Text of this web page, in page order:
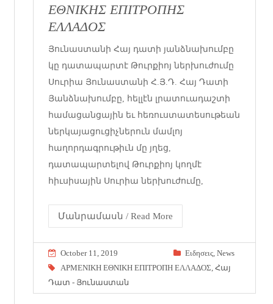
ΕΘΝΙΚΗΣ ΕΠΙΤΡΟΠΗΣ
ΕΛΛΑΔΟΣ
Յունաստանի Հայ դատի յանձնախումբը
կը դատապարտէ Թուրքիոյ ներխուժումը
Սուրիա Յունաստանի Հ.Յ.Դ. Հայ Դատի
Յանձնախումբը, հելլէն լրատուադաշտի
համացանցային եւ հեռուստատեսութեան
ներկայացուցիչներուն մամլոյ
հաղորդագրութիւն մը յղեց,
դատապարտելով Թուրքիոյ կողմէ
հիւսիսային Սուրիա ներխուժումը,
Մանրամասն / Read More
October 11, 2019 Eιδησεις News
ΑΡΜΕΝΙΚΗ ΕΘΝΙΚΗ ΕΠΙΤΡΟΠΗ ΕΛΛΑΔΟΣ Հայ
Դատ - Յունաստան